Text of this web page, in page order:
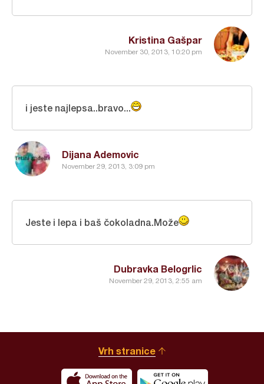
Kristina Gašpar
November 30, 2013, 10:20 pm
Dijana Ademovic
November 29, 2013, 3:09 pm
i jeste najlepsa..bravo...
Dubravka Belogrlic
November 29, 2013, 2:55 am
Jeste i lepa i baš čokoladna.Može
Vrh stranice